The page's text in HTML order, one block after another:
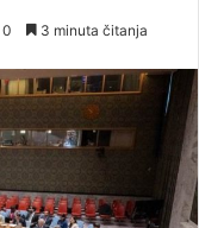
0 3 minuta čitanja